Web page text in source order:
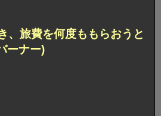
、 旅費を何度ももらおうと
ーナー)